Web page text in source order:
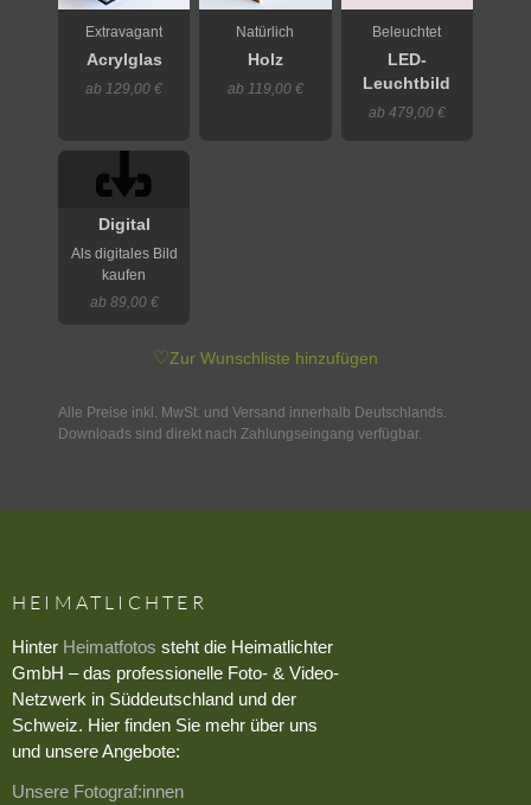
Extravagant
Acrylglas
ab 129,00 €
Natürlich
Holz
ab 119,00 €
Beleuchtet
LED-
Leuchtbild
ab 479,00 €
Digital
Als digitales Bild
kaufen
ab 89,00 €
♡Zur Wunschliste hinzufügen
Alle Preise inkl. MwSt. und Versand innerhalb Deutschlands.
Downloads sind direkt nach Zahlungseingang verfügbar.
HEIMATLICHTER
Hinter Heimatfotos steht die Heimatlichter
GmbH – das professionelle Foto- & Video-
Netzwerk in Süddeutschland und der
Schweiz. Hier finden Sie mehr über uns
und unsere Angebote:
Unsere Fotograf:innen